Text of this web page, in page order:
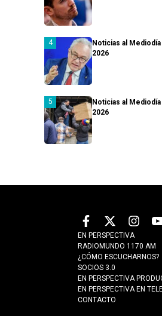
Noticias al
2026
Noticias al
2026
EN PERSPECTIVA
RADIOMUNDO 1170 AM
¿CÓMO ESCUCHARNOS?
SOCIOS 3.0
EN PERSPECTIVA
EN PERSPECTIVA EN
CONTACTO